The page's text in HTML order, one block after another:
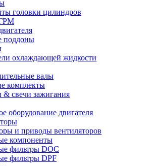
головки цилиндров
поддоны
охлаждающей жидкости
валы
комплекты
свечи зажигания
оборудование двигателя
и приводы вентиляторов
компоненты
фильтры DOC
фильтры DPF